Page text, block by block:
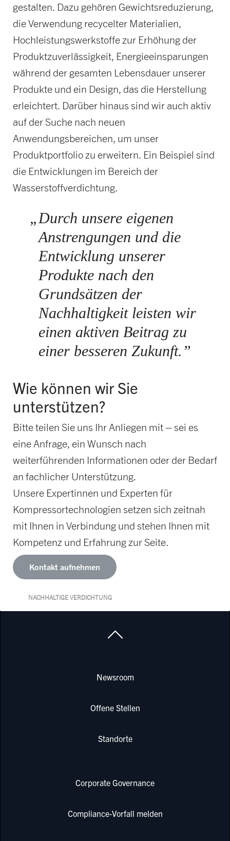
gestalten. Dazu gehören Gewichtsreduzierung,
die Verwendung recycelter Materialien,
Hochleistungswerkstoffe zur Erhöhung der
Produktzuverlässigkeit, Energieeinsparungen
während der gesamten Lebensdauer unserer
Produkte und ein Design, das die Herstellung
erleichtert. Darüber hinaus sind wir auch aktiv
auf der Suche nach neuen
Anwendungsbereichen, um unser
Produktportfolio zu erweitern. Ein Beispiel sind
die Entwicklungen im Bereich der
Wasserstoffverdichtung.
Durch unsere eigenen
Anstrengungen und die
Entwicklung unserer
Produkte nach den
Grundsätzen der
Nachhaltigkeit leisten wir
einen aktiven Beitrag zu
einer besseren Zukunft.
„
Wie können wir Sie
unterstützen?
Bitte teilen Sie uns Ihr Anliegen mit – sei es
eine Anfrage, ein Wunsch nach
weiterführenden Informationen oder der Bedarf
an fachlicher Unterstützung.
Unsere Expertinnen und Experten für
Kompressortechnologien setzen sich zeitnah
mit Ihnen in Verbindung und stehen Ihnen mit
Kompetenz und Erfahrung zur Seite.
Kontakt aufnehmen
NACHHALTIGE VERDICHTUNG
Newsroom
Offene Stellen
Standorte
Corporate Governance
Compliance-Vorfall melden